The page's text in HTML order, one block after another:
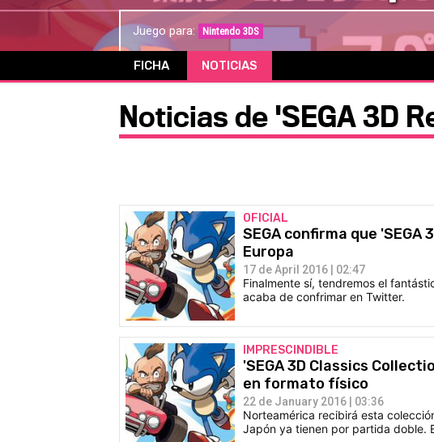
Juego para: Nintendo 3DS
FICHA NOTICIAS
Noticias de 'SEGA 3D
OFICIAL
SEGA confirma que
Europa
17 de April 2016 | 02:47
Finalmente sí, tendremos el
acaba de confrimar en Twitter.
IMPRESCINDIBLE
'SEGA 3D Classics
en formato físico
22 de January 2016 | 03:36
Norteamérica recibirá esta
Japón ya tienen por partida doble.